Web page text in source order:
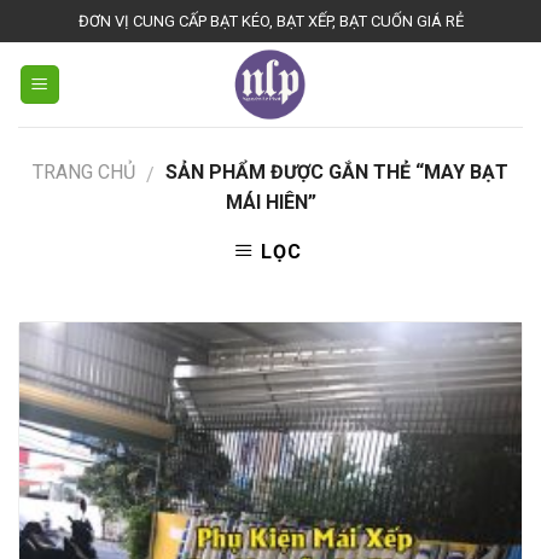
to
content
ĐƠN VỊ CUNG CẤP BẠT KÉO, BẠT XẾP, BẠT CUỐN GIÁ RẺ
TRANG CHỦ / SẢN PHẨM ĐƯỢC GẮN THẺ “MAY BẠT
MÁI HIÊN”
LỌC